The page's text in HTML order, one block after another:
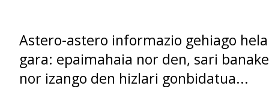
Astero-astero informazio gehiago
gara: epaimahaia nor den, sari
nor izango den hizlari gonbidatua...